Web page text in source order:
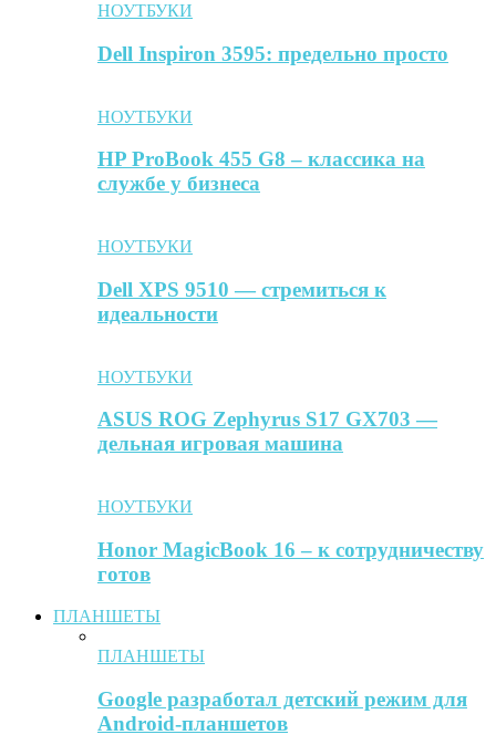
НОУТБУКИ
Dell Inspiron 3595: предельно просто
НОУТБУКИ
HP ProBook 455 G8 – классика на
службе у бизнеса
НОУТБУКИ
Dell XPS 9510 — стремиться к
идеальности
НОУТБУКИ
ASUS ROG Zephyrus S17 GX703 —
дельная игровая машина
НОУТБУКИ
Honor MagicBook 16 – к сотрудничеству
готов
ПЛАНШЕТЫ
ПЛАНШЕТЫ
Google разработал детский режим для
Android-планшетов